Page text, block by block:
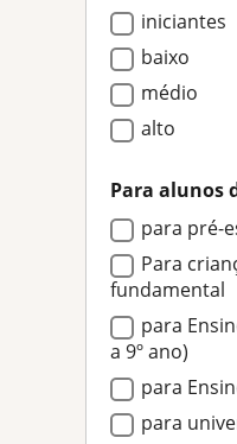
iniciantes
baixo
médio
alto
Para alunos
para pré-
Para
fundamental
para
a 9º ano)
para
para